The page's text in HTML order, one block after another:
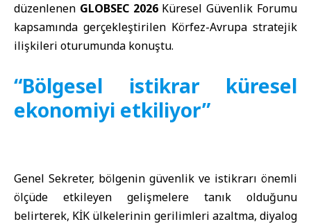
düzenlenen GLOBSEC 2026Küresel Güvenlik Forumu
kapsamında gerçekleştirilen Körfez-Avrupa stratejik
ilişkileri oturumunda konuştu.
“Bölgesel istikrar küresel
ekonomiyi etkiliyor”
Genel Sekreter, bölgenin güvenlik ve istikrarı önemli
ölçüde etkileyen gelişmelere tanık olduğunu
belirterek, KİK ülkelerinin gerilimleri azaltma, diyalog